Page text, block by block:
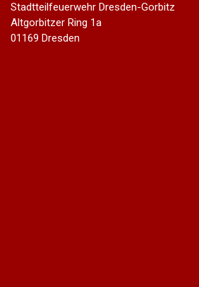
Stadtteilfeuerwehr Dresden-Gorbitz
Altgorbitzer Ring 1a
01169 Dresden